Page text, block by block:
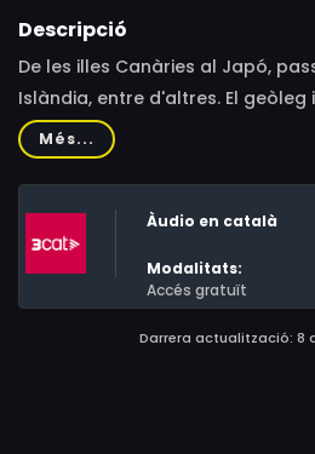
Descripció
De les illes Canàries al Japó,
Islàndia, entre d'altres. El
Arnaud Guérin recorre territoris
la relació entre aquestes
comunitats que hi conviuen.
Més...
Àudio en català
Modalitats:
Accés gratuït
Darrera actualització: 8